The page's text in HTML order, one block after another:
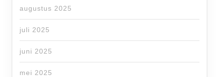
augustus 2025
juli 2025
juni 2025
mei 2025